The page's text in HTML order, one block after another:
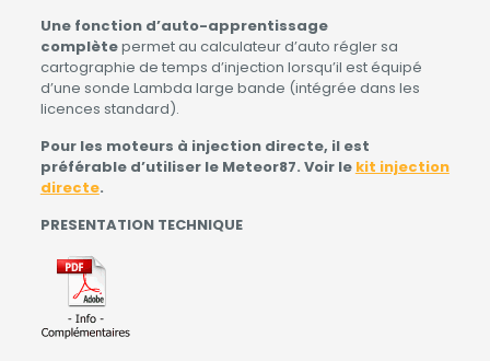
Une fonction d’auto-apprentissage
complètepermet au calculateur d’auto régler sa
cartographie de temps d’injection lorsqu’il est équipé
d’une sonde Lambda large bande (intégrée dans les
licences standard).
Pour les moteurs à injection directe, il est
préférable d’utiliser le Meteor87. Voir le kit injection
directe.
PRESENTATION TECHNIQUE